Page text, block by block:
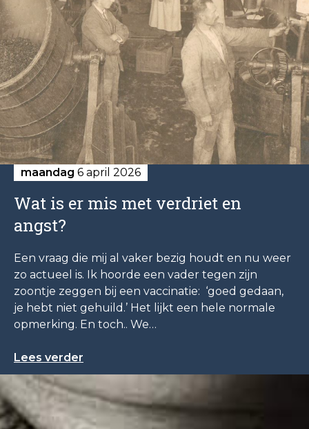
maandag 6 april 2026
Wat is er mis met verdriet en
angst?
Een vraag die mij al vaker bezig houdt en nu weer
zo actueel is. Ik hoorde een vader tegen zijn
zoontje zeggen bij een vaccinatie: ‘goed gedaan,
je hebt niet gehuild.’ Het lijkt een hele normale
opmerking. En toch.. We…
Lees verder